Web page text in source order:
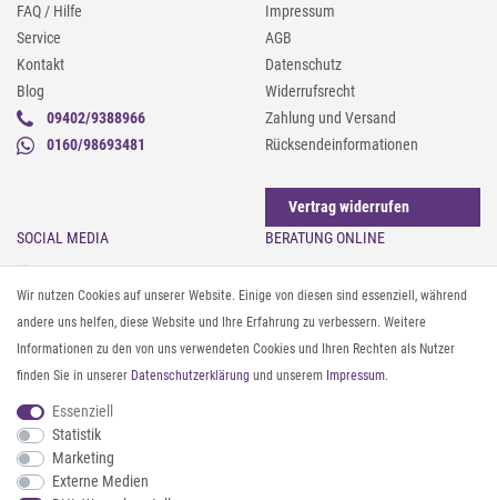
FAQ / Hilfe
Service
Kontakt
Blog
09402/9388966
0160/98693481
Impressum
AGB
Datenschutz
Widerrufsrecht
Zahlung und Versand
Rücksendeinformationen
Vertrag widerrufen
SOCIAL MEDIA
Facebook
Pinterest
Twitter
Youtube
Threads
BERATUNG ONLINE
Sonnenbrillen & UV-Schutz
Textilpflege
Textil- und Material-Guide
Geldbörse richtig organisieren
ZAHLUNG & VERSAND
Wir nutzen Cookies auf unserer Website. Einige von diesen sind essenziell, während
andere uns helfen, diese Website und Ihre Erfahrung zu verbessern. Weitere
Informationen zu den von uns verwendeten Cookies und Ihren Rechten als Nutzer
finden Sie in unserer Daten­schutz­erklärung und unserem Impressum.
Essenziell
Statistik
Marketing
Externe Medien